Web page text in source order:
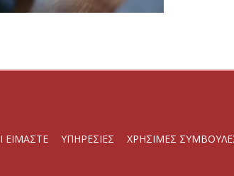
ΕΙΜΑΣΤΕ ΥΠΗΡΕΣΙΕΣ ΧΡΗΣΙΜΕΣ